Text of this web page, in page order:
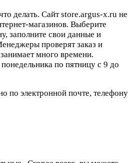
делать. Сайт store.argus-x.ru не
магазинов. Выберите
заполните свои данные и
проверят заказ и
много времени.
по пятницу с 9 до
по электронной почте, телефону